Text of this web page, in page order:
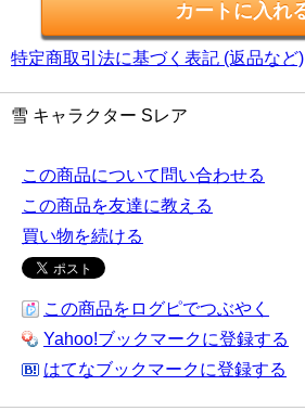
特定商取引法に基づく表記 (返品など)
雪 キャラクター Sレア
この商品について問い合わせる
この商品を友達に教える
買い物を続ける
この商品をログピでつぶやく
Yahoo!ブックマークに登録する
はてなブックマークに登録する